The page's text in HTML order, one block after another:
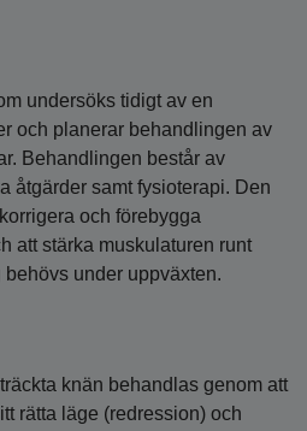
undersöks tidigt av en
och planerar behandlingen av
Behandlingen består av
åtgärder samt fysioterapi. Den
och förebygga
att stärka muskulaturen runt
under uppväxten.
knän behandlas genom att
rätta läge (redression) och